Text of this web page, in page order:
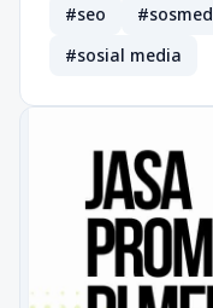
#seo
#sosmed
#sosial media